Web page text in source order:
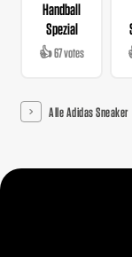
Handball
Spezial
👍 67 votes
Alle Adidas Sneaker